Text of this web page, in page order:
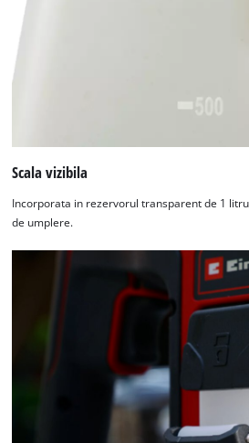
Avem nevoie de
incarca
This content is not
to trackers that are
visitor. The website
the site with their
to the list of
Scala vizibila
Incorporata in rezervorul transparent de 1
de umplere.